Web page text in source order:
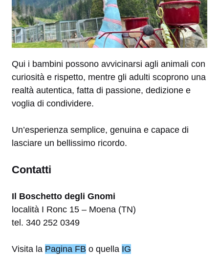
Qui i bambini possono avvicinarsi agli animali con
curiosità e rispetto, mentre gli adulti scoprono una
realtà autentica, fatta di passione, dedizione e
voglia di condividere.
Un’esperienza semplice, genuina e capace di
lasciare un bellissimo ricordo.
Contatti
Il Boschetto degli Gnomi
località I Ronc 15 – Moena (TN)
tel. 340 252 0349
Visita la Pagina FB o quella IG